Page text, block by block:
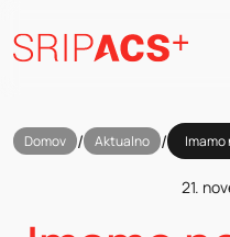
na
vsebino
Domov / Aktualno / Imamo
21.